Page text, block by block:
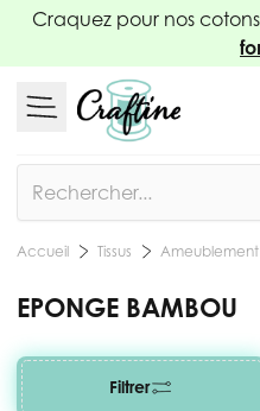
Allez au contenu
Craquez pour nos
Accueil Tissus Ameublement
EPONGE BAMBOU
Filtrer